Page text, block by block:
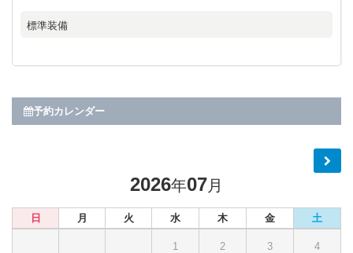
標準装備
予約カレンダー
2026年07月
日 月 火 水 木 金 土
1 2 3 4